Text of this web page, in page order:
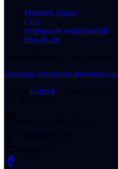
Mentions légales
CGV
Politique de confidentialité
Plan du site
Dwenola.comInvesse.fr
Gaprod